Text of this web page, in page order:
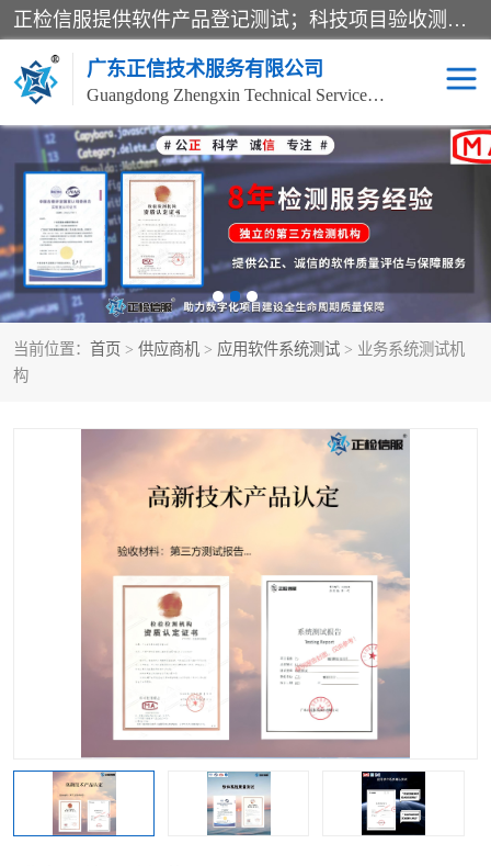
正检信服提供软件产品登记测试；科技项目验收测试；产品确认测试；功能测试；性能测试；安全测试；代码审计测试；漏洞扫描测试；渗透测试；风险评估测试；信息安全等级保护测评；双软认定；实验室建设质量体系建设；软件着作权、软件评测等服务。
广东正信技术服务有限公司
Guangdong Zhengxin Technical Service Co., Ltd
当前位置： 首页 > 供应商机 > 应用软件系统测试 > 业务系统测试机
构
电子政务验收测评 数字信息化验收测评
应用软件系统测试 信息系统漏洞扫描
科技成果鉴定测试 软件产品登记测试
信息安全风险评估 系统性能效率测试